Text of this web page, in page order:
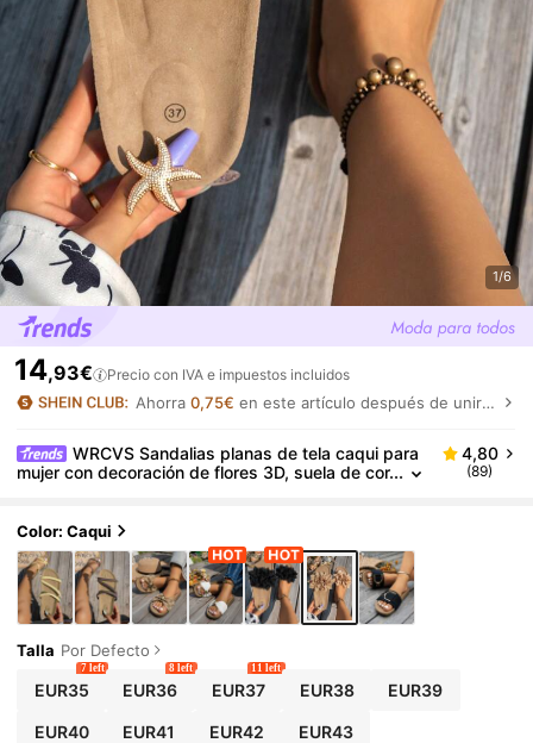
1/6
14,93€ Precio con IVA e impuestos incluidos
Ahorra 0,75€ en este artículo después de unirte.
WRCVS Sandalias planas de tela caqui para
mujer con decoración de flores 3D, suela de cor
4,80
(89)
Color: Caqui
Talla Por Defecto
EUR35
7 left
EUR36
8 left
EUR37
11 left
EUR38 EUR39
EUR40 EUR41 EUR42 EUR43